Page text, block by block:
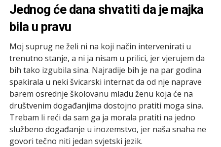
Jednog će dana shvatiti da je majka
bila u pravu
Moj suprug ne želi ni na koji način intervenirati u
trenutno stanje, a ni ja nisam u prilici, jer vjerujem da
bih tako izgubila sina. Najradije bih je na par godina
spakirala u neki švicarski internat da od nje naprave
barem osrednje školovanu mladu ženu koja će na
društvenim događanjima dostojno pratiti moga sina.
Trebam li reći da sam ga ja morala pratiti na jedno
službeno događanje u inozemstvo, jer naša snaha ne
govori tečno niti jedan svjetski jezik.